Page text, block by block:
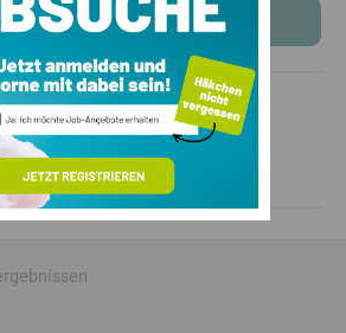
ANZEIGEN